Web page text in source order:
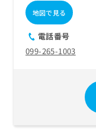
地図で見る
電話番号
099-265-1003